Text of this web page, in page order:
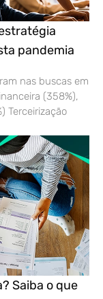
pandemia
nas buscas em
(358%),
Terceirização
Saiba o que